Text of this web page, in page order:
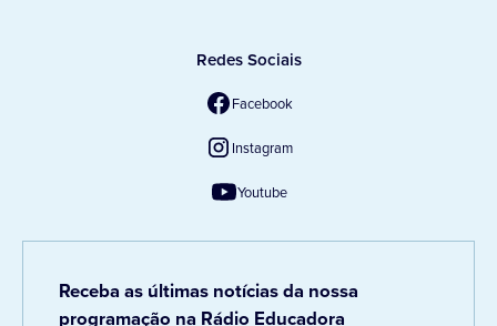
Redes Sociais
Facebook
Instagram
Youtube
Receba as últimas notícias da nossa
programação na Rádio Educadora